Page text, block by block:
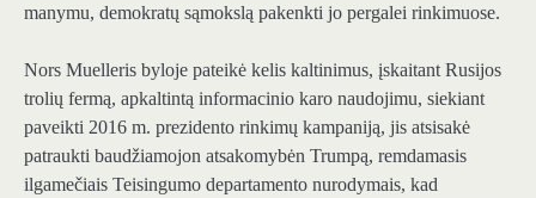
manymu, demokratų sąmokslą pakenkti jo pergalei rinkimuose.
Nors Muelleris byloje pateikė kelis kaltinimus, įskaitant Rusijos
trolių fermą, apkaltintą informacinio karo naudojimu, siekiant
paveikti 2016 m. prezidento rinkimų kampaniją, jis atsisakė
patraukti baudžiamojon atsakomybėn Trumpą, remdamasis
ilgamečiais Teisingumo departamento nurodymais, kad